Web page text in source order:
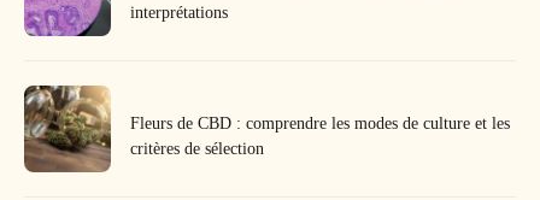
interprétations
Fleurs de CBD : comprendre les modes de culture et les
critères de sélection